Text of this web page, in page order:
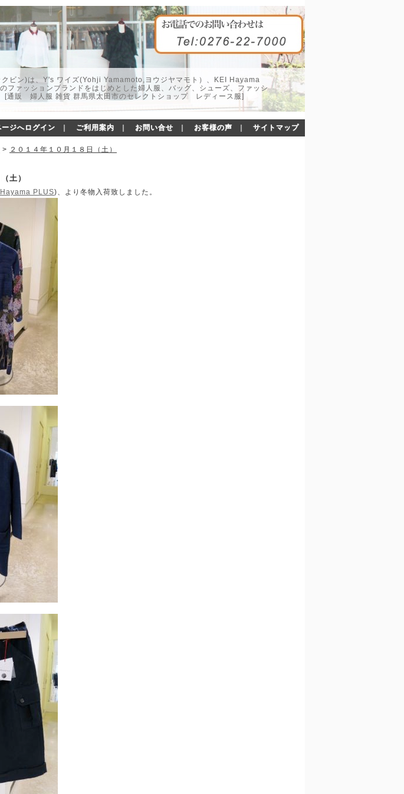
ビン)は、Y's ワイズ(Yohji Yamamoto,ヨウジヤマモト）、KEI Hayama
ァッションブランドをはじめとした婦人服、バッグ、シューズ、ファッシ
[通販 婦人服 雑貨 群馬県太田市のセレクトショップ レディース服]
ジへログイン ご利用案内 お問い合せ お客様の声 サイトマップ
> ２０１４年１０月１８日（土）
土）
PLUS)、より冬物入荷致しました。